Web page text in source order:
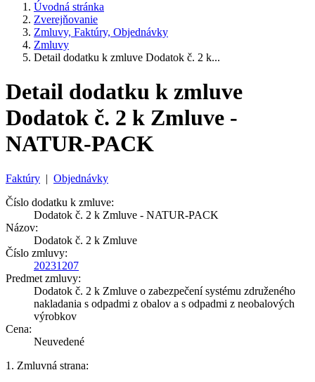
Úvodná stránka
Zverejňovanie
Zmluvy, Faktúry, Objednávky
Zmluvy
Detail dodatku k zmluve Dodatok č. 2 k...
Detail dodatku k zmluve
Dodatok č. 2 k Zmluve -
NATUR-PACK
Faktúry | Objednávky
Číslo dodatku k zmluve:
Dodatok č. 2 k Zmluve - NATUR-PACK
Názov:
Dodatok č. 2 k Zmluve
Číslo zmluvy:
20231207
Predmet zmluvy:
Dodatok č. 2 k Zmluve o zabezpečení systému združeného
nakladania s odpadmi z obalov a s odpadmi z neobalových
výrobkov
Cena:
Neuvedené
1. Zmluvná strana: